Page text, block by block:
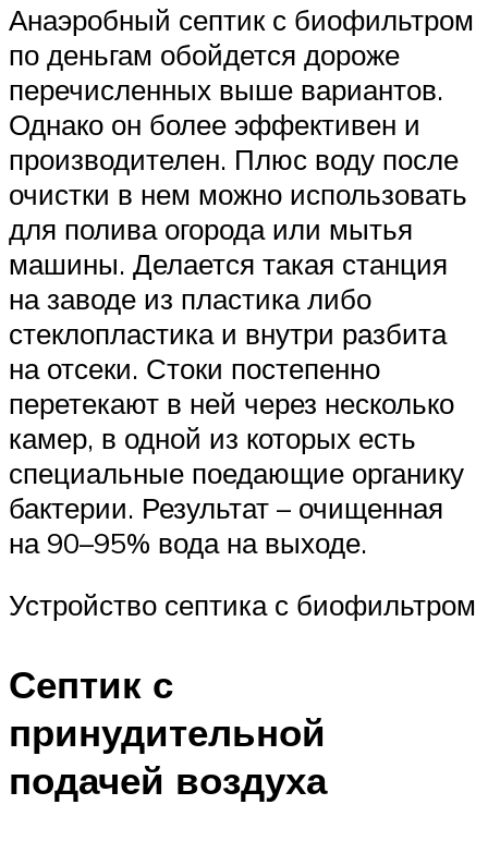
Анаэробный септик с биофильтром
по деньгам обойдется дороже
перечисленных выше вариантов.
Однако он более эффективен и
производителен. Плюс воду после
очистки в нем можно использовать
для полива огорода или мытья
машины. Делается такая станция
на заводе из пластика либо
стеклопластика и внутри разбита
на отсеки. Стоки постепенно
перетекают в ней через несколько
камер, в одной из которых есть
специальные поедающие органику
бактерии. Результат – очищенная
на 90–95% вода на выходе.
Устройство септика с биофильтром
Септик с
принудительной
подачей воздуха